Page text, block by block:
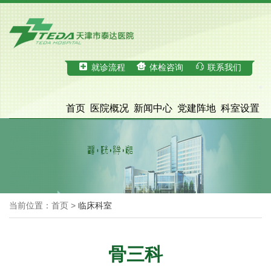
就诊流程 体检咨询 联系我们
首页 医院概况 新闻中心 党建阵地 科室设置
科学研究 医疗服务 体检中心
脑血管病诊治中心
当前位置：首页 > 临床科室
骨三科